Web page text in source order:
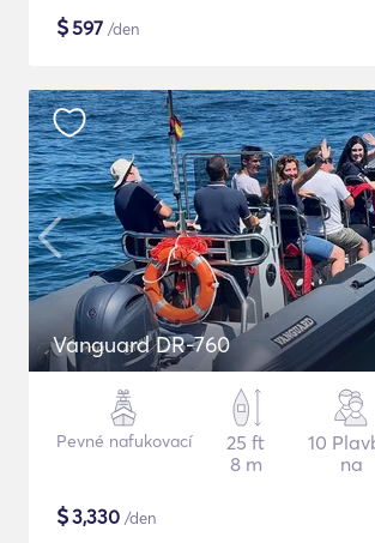
$597 /den
Vanguard DR-760
Pevné nafukovací
25 ft
8 m
10
na
$3,330 /den